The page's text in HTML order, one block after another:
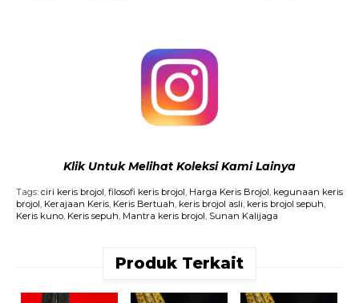
Klik Untuk Melihat Koleksi Kami Lainya
Tags: ciri keris brojol, filosofi keris brojol, Harga Keris Brojol, kegunaan keris
brojol, Kerajaan Keris, Keris Bertuah, keris brojol asli, keris brojol sepuh,
Keris kuno, Keris sepuh, Mantra keris brojol, Sunan Kalijaga
Produk Terkait